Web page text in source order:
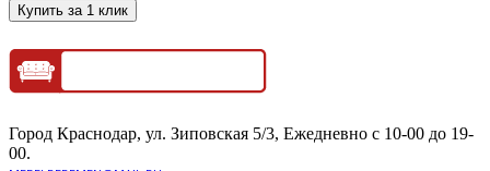
Купить за 1 клик
Город Краснодар, ул. Зиповская 5/3, Ежедневно с 10-00 до 19-
00.